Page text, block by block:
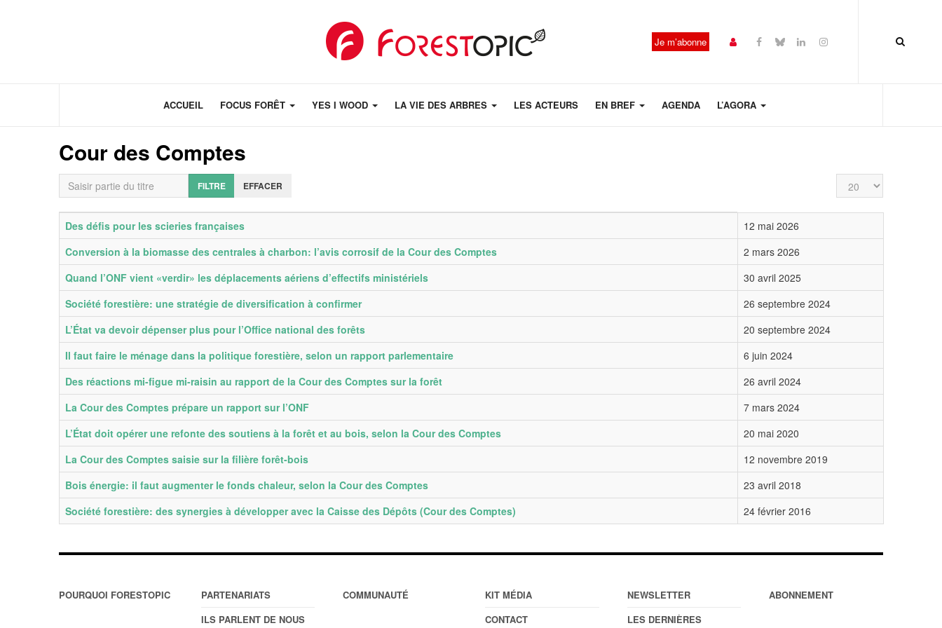
Je m’abonne
ACCUEIL FOCUS FORÊT YES I WOOD LA VIE DES ARBRES LES ACTEURS EN BREF AGENDA L’AGORA
Cour des Comptes
Saisir partie du titre FILTRE EFFACER Affichage #
Titre Date de publication
Des défis pour les scieries françaises
12 mai 2026
Conversion à la biomasse des centrales à charbon: l’avis corrosif de la Cour des Comptes
2 mars 2026
Quand l’ONF vient «verdir» les déplacements aériens d’effectifs ministériels
30 avril 2025
Société forestière: une stratégie de diversification à confirmer
26 septembre 2024
L’État va devoir dépenser plus pour l’Office national des forêts
20 septembre 2024
Il faut faire le ménage dans la politique forestière, selon un rapport parlementaire
6 juin 2024
Des réactions mi-figue mi-raisin au rapport de la Cour des Comptes sur la forêt
26 avril 2024
La Cour des Comptes prépare un rapport sur l’ONF
7 mars 2024
L’État doit opérer une refonte des soutiens à la forêt et au bois, selon la Cour des Comptes
20 mai 2020
La Cour des Comptes saisie sur la filière forêt-bois
12 novembre 2019
Bois énergie: il faut augmenter le fonds chaleur, selon la Cour des Comptes
23 avril 2018
Société forestière: des synergies à développer avec la Caisse des Dépôts (Cour des Comptes)
24 février 2016
POURQUOI FORESTOPIC
PARTENARIATS
ILS PARLENT DE NOUS
COMMUNAUTÉ
KIT MÉDIA
CONTACT
NEWSLETTER
LES DERNIÈRES
ABONNEMENT